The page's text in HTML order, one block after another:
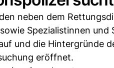
neben dem
Spezialistinnen
und die Hintergründe
eröffnet.